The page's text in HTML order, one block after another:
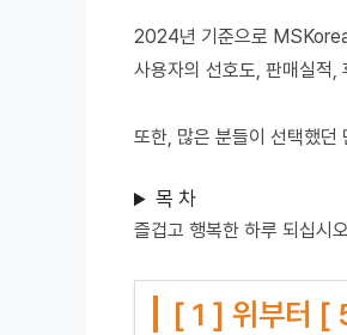
2024년 기준으로
사용자의 선호도, 판매실적,
또한, 많은 분들이 선택했던
목 차
즐겁고 행복한 하루 되십시
[ 1 ] 위부터 [